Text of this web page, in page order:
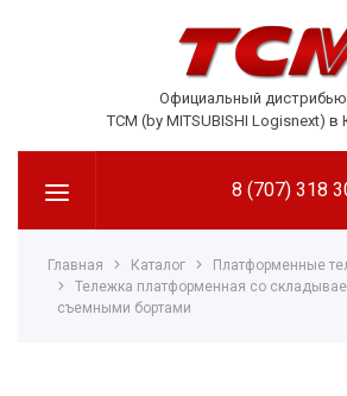
Официальный
TCM (by MITSUBISHI Logisnext) в
8 (707) 318
Главная Каталог
Платформенные
Тележка платформенная со
съемными бортами